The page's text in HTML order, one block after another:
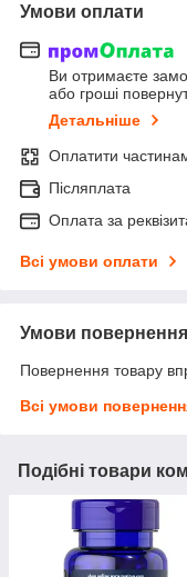
Умови оплати
Ви отримаєте
або гроші
Детальніше
Оплатити
Післяплата
Оплата за
Всі умови оплати
Умови повернення
Повернення товару
Всі умови
Подібні товари